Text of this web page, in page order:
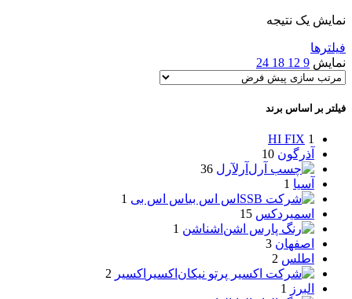
نمایش یک نتیجه
فیلترها
نمایش 9
12
18
24
فیلتر بر اساس برند
HI FIX 1
آذرگون 10
آرلآرل 36
آسیا 1
اس اس بیاس اس بی 1
اسمیردکس 15
اشناشن 1
اصفهان 3
اطلس 2
اکسیر اکسیر 2
البرز
1